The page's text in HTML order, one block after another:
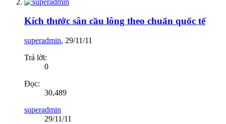
Kích thước sân cầu lông theo chuẩn quốc tế
superadmin, 29/11/11
Trả lời:
0
Đọc:
30,489
superadmin
29/11/11